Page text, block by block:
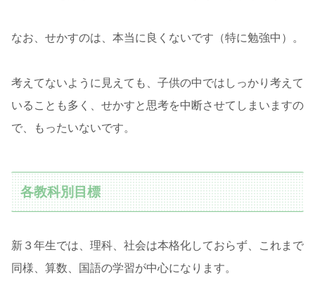
なお、せかすのは、本当に良くないです（特に勉強中）。
考えてないように見えても、子供の中ではしっかり考えて
いることも多く、せかすと思考を中断させてしまいますの
で、もったいないです。
各教科別目標
新３年生では、理科、社会は本格化しておらず、これまで
同様、算数、国語の学習が中心になります。